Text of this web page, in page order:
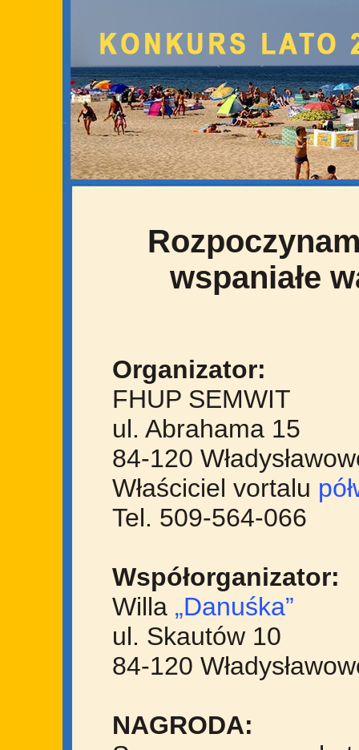
wspaniałe
Organizator:
FHUP SEMWIT
ul. Abrahama 15
84-120
Właściciel vortalu
Tel. 509-564-066
Współorganizator:
Willa „Danuśka”
ul. Skautów 10
84-120
NAGRODA: